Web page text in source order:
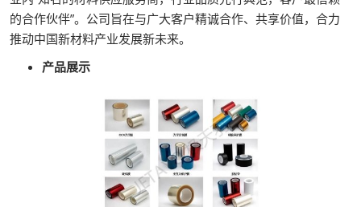
的合作伙伴”。公司旨在与广大客户精诚合作、共享价值，合力
推动中国新材料产业发展新未来。
产品展示